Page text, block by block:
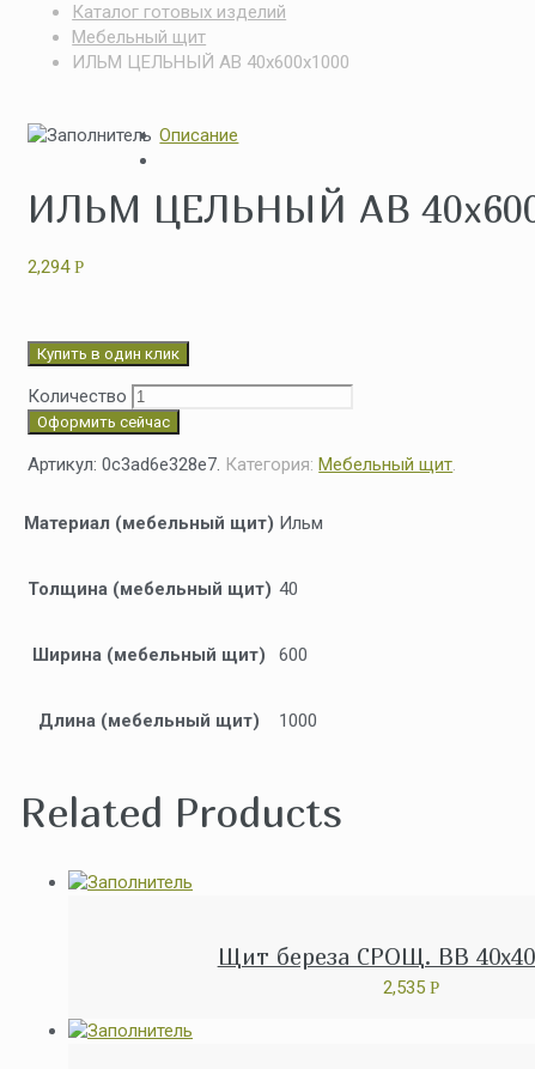
Каталог готовых изделий
Мебельный щит
ИЛЬМ ЦЕЛЬНЫЙ АВ 40x600x1000
ИЛЬМ ЦЕЛЬНЫЙ АВ
2,294Р
Купить в один клик
Количество
Оформить сейчас
Артикул:0c3ad6e328e7. Категория:Мебельный щит.
Описание
Материал (мебельный щит) Ильм
Толщина (мебельный щит) 40
Ширина (мебельный щит) 600
Длина (мебельный щит) 1000
Related Products
Щит береза СРОЩ. ВВ
2,535Р